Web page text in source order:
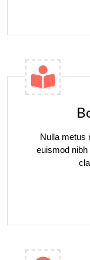
Nulla metus
euismod